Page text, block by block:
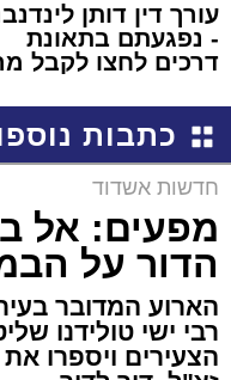
עורך דין דותן
- נפגעתם בתאונת
דרכים לחצו לקבל
כתבות
חדשות אשדוד
מפעים: אל
הדור על
הארוע המדובר
רבי ישי טולידנו
הצעירים ויספרו